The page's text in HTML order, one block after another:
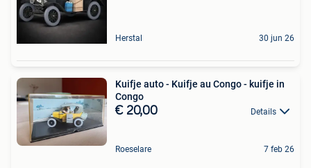
Herstal 30 jun 26
Kuifje auto - Kuifje au Congo - kuifje in
Congo
€ 20,00 Details
Roeselare 7 feb 26